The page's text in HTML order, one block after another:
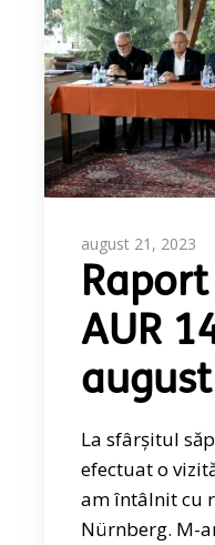
august 21, 2023
AUR
august
La sfârșitul
efectuat o
am întâlnit cu
Nürnberg. M-